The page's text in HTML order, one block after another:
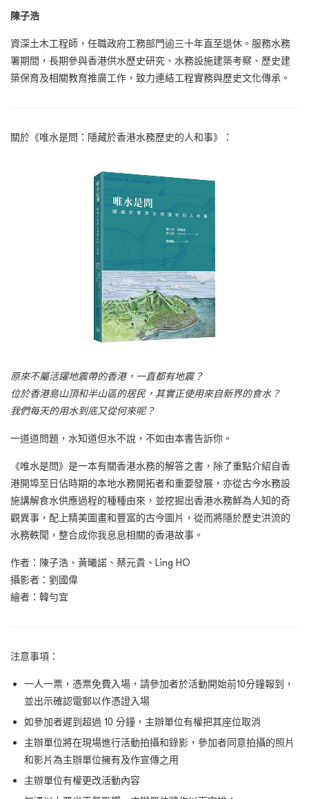
陳子浩
資深土木工程師，任職政府工務部門逾三十年直至退休。服務水務
署期間，長期參與香港供水歷史研究、水務設施建築考察、歷史建
築保育及相關教育推廣工作，致力連結工程實務與歷史文化傳承。
關於《唯水是問：隱藏於香港水務歷史的人和事》：
原來不屬活躍地震帶的香港，一直都有地震？
位於香港島山頂和半山區的居民，其實正使用來自新界的食水？
我們每天的用水到底又從何來呢？
一道道問題，水知道但水不說，不如由本書告訴你。
《唯水是問》是一本有關香港水務的解答之書，除了重點介紹自香
港開埠至日佔時期的本地水務開拓者和重要發展，亦從古今水務設
施講解食水供應過程的種種由來，並挖掘出香港水務鮮為人知的奇
觀異事，配上精美圖畫和豐富的古今圖片，從而將隱於歷史洪流的
水務軼聞，整合成你我息息相關的香港故事。
作者：陳子浩、黃曦諾、蔡元貴、Ling HO
攝影者：劉國偉
繪者：韓勻宜
注意事項：
一人一票，憑票免費入場，請參加者於活動開始前10分鐘報到，
並出示確認電郵以作憑證入場
如參加者遲到超過 10 分鐘，主辦單位有權把其座位取消
主辦單位將在現場進行活動拍攝和錄影，參加者同意拍攝的照片
和影片為主辦單位擁有及作宣傳之用
主辦單位有權更改活動內容